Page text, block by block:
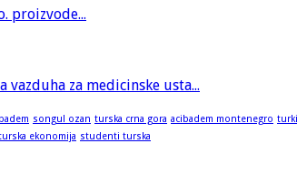
proizvode...
za medicinske usta...
songul ozan turska crna gora acibadem montenegro
ekonomija studenti turska